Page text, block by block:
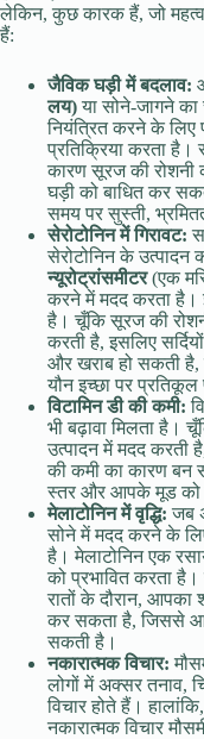
लेकिन, कुछ कारक हैं, जो
हैं:
जैविक घड़ी में बदलाव:
लय)या सोने-जागने
नियंत्रित करने के लिए
प्रतिक्रिया करता है।
कारण सूरज की
घड़ी को बाधित कर
समय पर सुस्ती,
सेरोटोनिन में गिरावट:
सेरोटोनिन के
न्यूरोट्रांसमीटर(एक
करने में मदद करता है।
है। चूँकि सूरज की
करती है, इसलिए
और खराब हो सकती
यौन इच्छा पर
विटामिन डी की कमी:
भी बढ़ावा मिलता है।
उत्पादन में मदद करती
की कमी का कारण बन
स्तर और आपके मूड को
मेलाटोनिन में वृद्धि: जब
सोने में मदद करने के लिए
है। मेलाटोनिन एक
को प्रभावित करता है।
रातों के दौरान, आपका
कर सकता है, जिससे
सकती है।
नकारात्मक विचार:
लोगों में अक्सर तनाव,
विचार होते हैं।
नकारात्मक विचार